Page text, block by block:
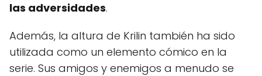
las adversidades.
Además, la altura de Krilin también ha sido
utilizada como un elemento cómico en la
serie. Sus amigos y enemigos a menudo se